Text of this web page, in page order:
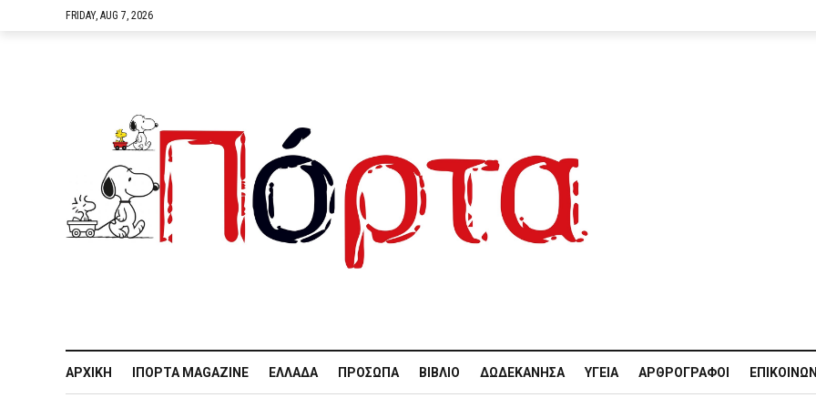
FRIDAY, AUG 7, 2026
ΑΡΧΙΚΉ IΠΌΡΤΑ MAGAZINE ΕΛΛΆΔΑ ΠΡΌΣΩΠΑ ΒΙΒΛΊΟ ΔΩΔΕΚΆΝΗΣΑ ΥΓΕΊΑ ΑΡΘΡΟΓΡΆΦΟΙ